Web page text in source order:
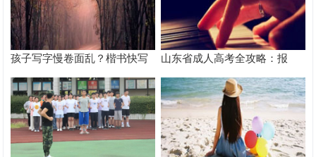
孩子写字慢卷面乱？楷书快写
科学提速解析
山东省成人高考全攻略：报
名、选校、备考全指南